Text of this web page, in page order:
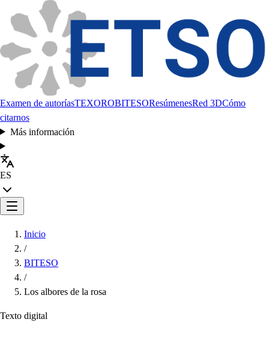
Examen de autoríasTEXOROBITESOResúmenesRed 3DCómo
citarnos
Más información
ES
Inicio
/
BITESO
/
Los albores de la rosa
Texto digital